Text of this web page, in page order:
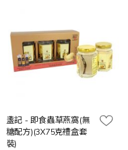
盞記 - 即食蟲草燕窩(無
糖配方)(3X75克禮盒套
裝)